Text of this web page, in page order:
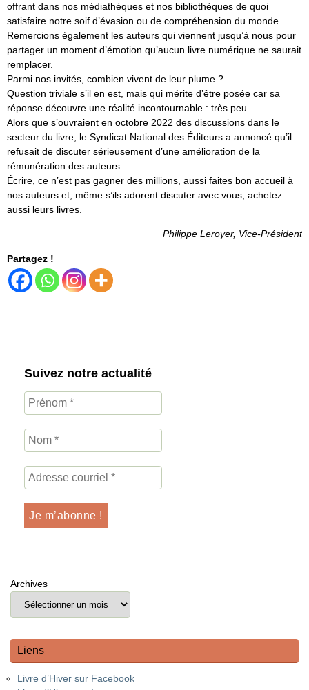
offrant dans nos médiathèques et nos bibliothèques de quoi
satisfaire notre soif d’évasion ou de compréhension du monde.
Remercions également les auteurs qui viennent jusqu’à nous pour
partager un moment d’émotion qu’aucun livre numérique ne saurait
remplacer.
Parmi nos invités, combien vivent de leur plume ?
Question triviale s’il en est, mais qui mérite d’être posée car sa
réponse découvre une réalité incontournable : très peu.
Alors que s’ouvraient en octobre 2022 des discussions dans le
secteur du livre, le Syndicat National des Éditeurs a annoncé qu’il
refusait de discuter sérieusement d’une amélioration de la
rémunération des auteurs.
Écrire, ce n’est pas gagner des millions, aussi faites bon accueil à
nos auteurs et, même s’ils adorent discuter avec vous, achetez
aussi leurs livres.
Philippe Leroyer, Vice-Président
Partagez !
Suivez notre actualité
Archives
Liens
Livre d’Hiver sur Facebook